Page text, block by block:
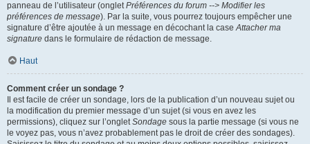
panneau de l’utilisateur (ongletPréférences du forum --> Modifier les
préférences de message). Par la suite, vous pourrez toujours empêcher une
signature d’être ajoutée à un message en décochant la caseAttacher ma
signature dans le formulaire de rédaction de message.
Haut
Comment créer un sondage ?
Il est facile de créer un sondage, lors de la publication d’un nouveau sujet ou
la modification du premier message d’un sujet (si vous en avez les
permissions), cliquez sur l’ongletSondage sous la partie message (si vous ne
le voyez pas, vous n’avez probablement pas le droit de créer des sondages).